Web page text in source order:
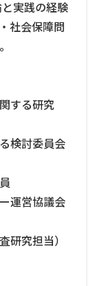
実践の経験
社会保障問
する研究
検討委員会
運営協議会
究担当）